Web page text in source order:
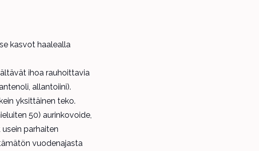
kasvot haalealla
ihoa rauhoittavia
allantoiini).
yksittäinen teko.
50) aurinkovoide,
parhaiten
vuodenajasta